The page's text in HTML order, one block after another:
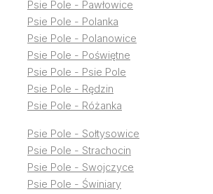
Psie Pole - Pawłowice
Psie Pole - Polanka
Psie Pole - Polanowice
Psie Pole - Poświętne
Psie Pole - Psie Pole
Psie Pole - Rędzin
Psie Pole - Różanka
Psie Pole - Sołtysowice
Psie Pole - Strachocin
Psie Pole - Swojczyce
Psie Pole - Świniary